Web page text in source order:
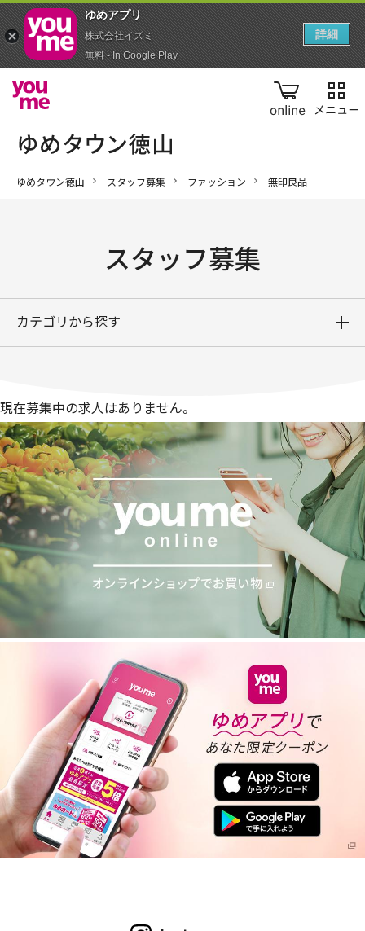
online
ゆめタウン徳山 スタッフ募集 ファッション 無印良品
スタッフ募集
カテゴリから探す
現在募集中の求人はありません。
ゆめアプ‪リ‬
株式会社イズミ
無料 - In Google Play
詳細